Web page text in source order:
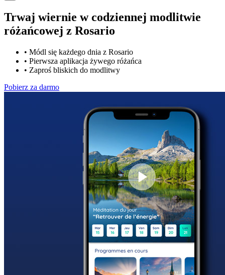
Trwaj wiernie w codziennej modlitwie
różańcowej z Rosario
• Módl się każdego dnia z Rosario
• Pierwsza aplikacja żywego różańca
• Zaproś bliskich do modlitwy
Pobierz za darmo